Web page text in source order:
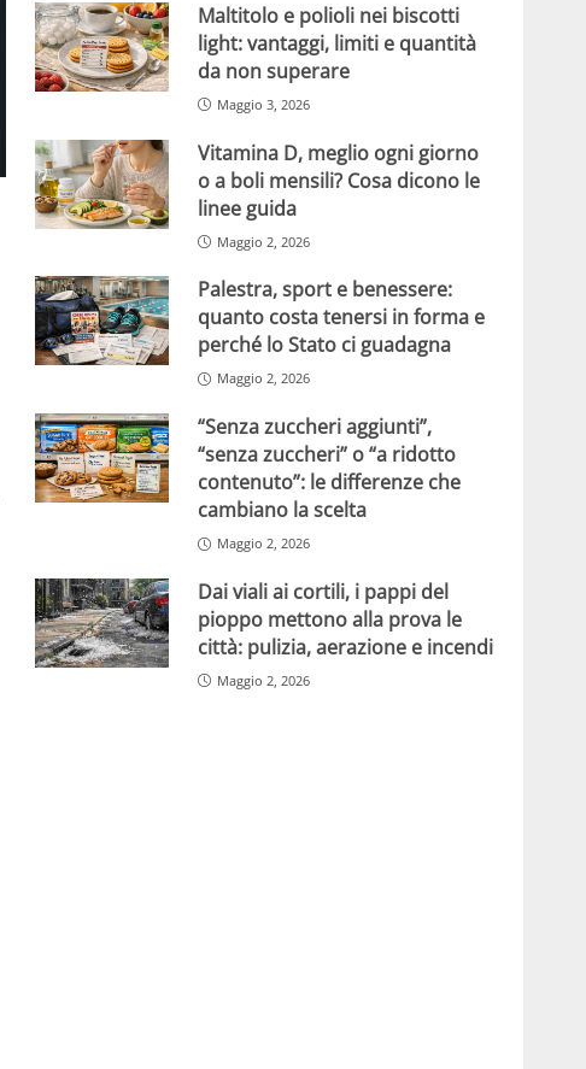
Maltitolo e polioli nei biscotti
light: vantaggi, limiti e quantità
da non superare
Maggio 3, 2026
Vitamina D, meglio ogni giorno
o a boli mensili? Cosa dicono le
linee guida
Maggio 2, 2026
Palestra, sport e benessere:
quanto costa tenersi in forma e
perché lo Stato ci guadagna
Maggio 2, 2026
“Senza zuccheri aggiunti”,
“senza zuccheri” o “a ridotto
contenuto”: le differenze che
cambiano la scelta
Maggio 2, 2026
Dai viali ai cortili, i pappi del
pioppo mettono alla prova le
città: pulizia, aerazione e incendi
Maggio 2, 2026